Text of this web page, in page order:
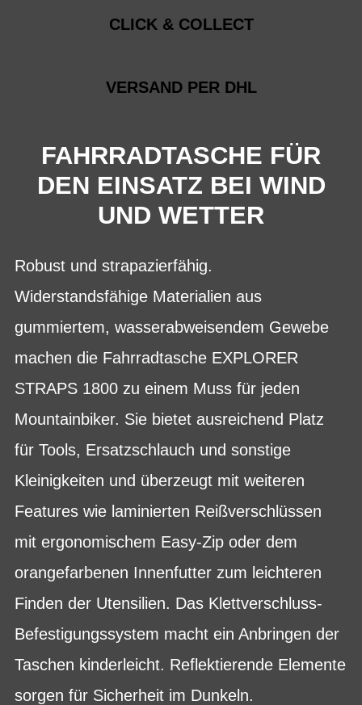
CLICK & COLLECT
VERSAND PER DHL
FAHRRADTASCHE FÜR
DEN EINSATZ BEI WIND
UND WETTER
Robust und strapazierfähig.
Widerstandsfähige Materialien aus
gummiertem, wasserabweisendem Gewebe
machen die Fahrradtasche EXPLORER
STRAPS 1800 zu einem Muss für jeden
Mountainbiker. Sie bietet ausreichend Platz
für Tools, Ersatzschlauch und sonstige
Kleinigkeiten und überzeugt mit weiteren
Features wie laminierten Reißverschlüssen
mit ergonomischem Easy-Zip oder dem
orangefarbenen Innenfutter zum leichteren
Finden der Utensilien. Das Klettverschluss-
Befestigungssystem macht ein Anbringen der
Taschen kinderleicht. Reflektierende Elemente
sorgen für Sicherheit im Dunkeln.